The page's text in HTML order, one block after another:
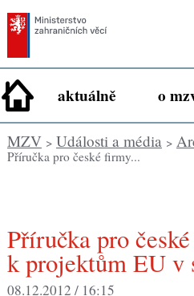
aktuálně o
MZV> Události a média>
Příručka pro české firmy...
Příručka pro české firmy a NGOs
k projektům EU v
08.12.2012 / 16:15